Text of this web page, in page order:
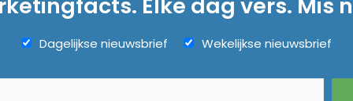
Elke dag vers. Mis
Dagelijkse nieuwsbrief Wekelijkse nieuwsbrief